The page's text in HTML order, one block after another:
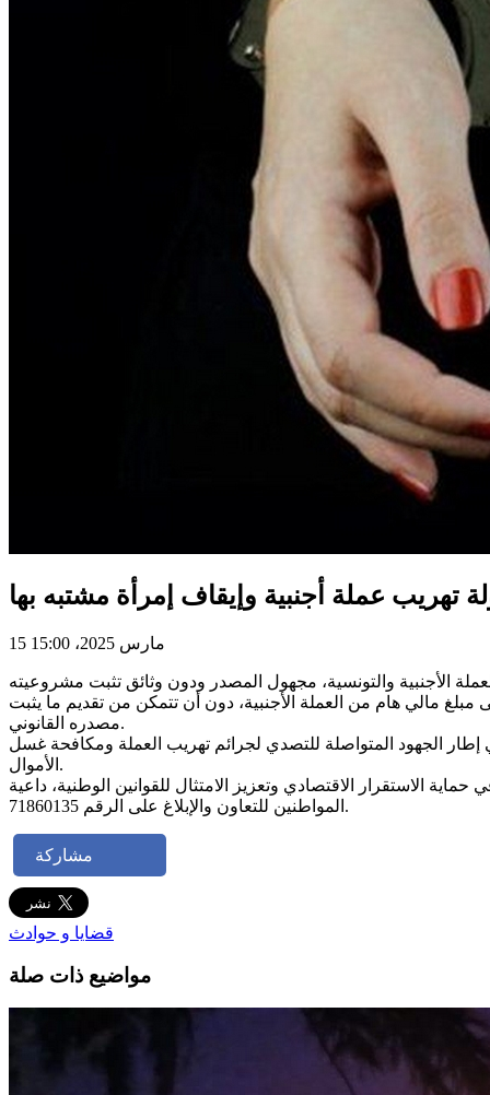
تهريب عملة أجنبية وإيقاف إمرأة مشتبه بها
15 مارس 2025، 15:00
مبلغ مالي هام من العملة الأجنبية، دون أن تتمكن من تقديم ما يثبت
مصدره القانوني.
في إطار الجهود المتواصلة للتصدي لجرائم تهريب العملة ومكافحة غسل
الأموال.
الاستقرار الاقتصادي وتعزيز الامتثال للقوانين الوطنية، داعية
المواطنين للتعاون والإبلاغ على الرقم 71860135.
مشاركة
قضايا و حوادث
مواضيع ذات صلة